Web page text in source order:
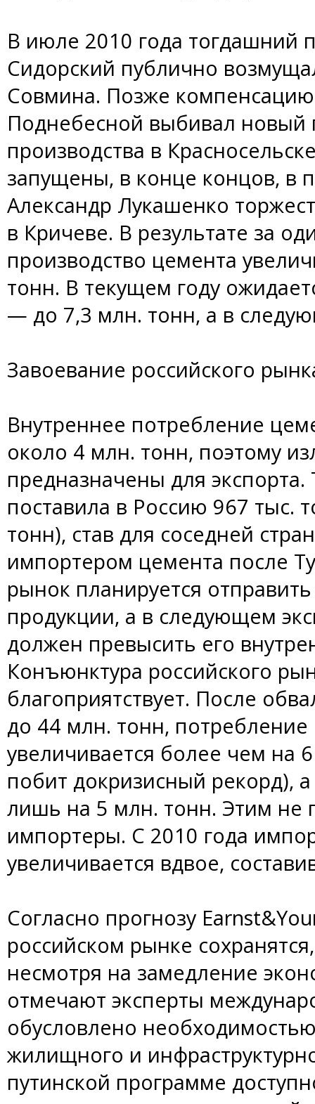
В июле 2010 года тогдашний
Сидорский публично
Совмина. Позже
Поднебесной выбивал
производства в
запущены, в конце концов, в
Александр Лукашенко
в Кричеве. В результате за
производство цемента
тонн. В текущем году
— до 7,3 млн. тонн, а в
Завоевание российского
Внутреннее потребление
около 4 млн. тонн, поэтому
предназначены для
поставила в Россию 967 тыс.
тонн), став для соседней
импортером цемента после
рынок планируется
продукции, а в следующем
должен превысить его
Конъюнктура российского
благоприятствует. После
до 44 млн. тонн,
увеличивается более чем на
побит докризисный рекорд),
лишь на 5 млн. тонн. Этим не
импортеры. С 2010 года
увеличивается вдвое,
Согласно прогнозу
российском рынке
несмотря на замедление
отмечают эксперты
обусловлено
жилищного и
путинской программе